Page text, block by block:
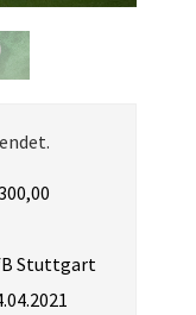
Stuttgart